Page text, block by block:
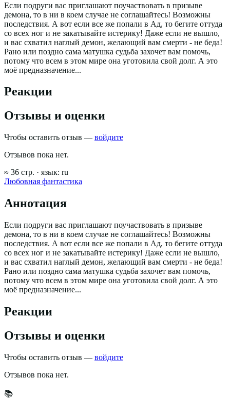
Если подруги вас приглашают поучаствовать в призыве
демона, то в ни в коем случае не соглашайтесь! Возможны
последствия. А вот если все же попали в Ад, то бегите оттуда
со всех ног и не закатывайте истерику! Даже если не вышло,
и вас схватил наглый демон, желающий вам смерти - не беда!
Рано или поздно сама матушка судьба захочет вам помочь,
потому что всем в этом мире она уготовила свой долг. А это
моё предназначение...
Реакции
Отзывы и оценки
Чтобы оставить отзыв — войдите
Отзывов пока нет.
≈ 36 стр. · язык: ru
Любовная фантастика
Аннотация
Если подруги вас приглашают поучаствовать в призыве
демона, то в ни в коем случае не соглашайтесь! Возможны
последствия. А вот если все же попали в Ад, то бегите оттуда
со всех ног и не закатывайте истерику! Даже если не вышло,
и вас схватил наглый демон, желающий вам смерти - не беда!
Рано или поздно сама матушка судьба захочет вам помочь,
потому что всем в этом мире она уготовила свой долг. А это
моё предназначение...
Реакции
Отзывы и оценки
Чтобы оставить отзыв — войдите
Отзывов пока нет.
📚